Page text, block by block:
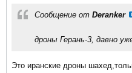
Сообщение от Deranker
дроны Герань-3, давно
Это иранские дроны